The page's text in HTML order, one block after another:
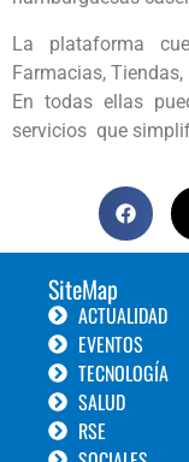
La plataforma
Farmacias,
En todas ellas
servicios que
SiteMap
ACTUALIDAD
EVENTOS
TECNOLOGÍA
SALUD
RSE